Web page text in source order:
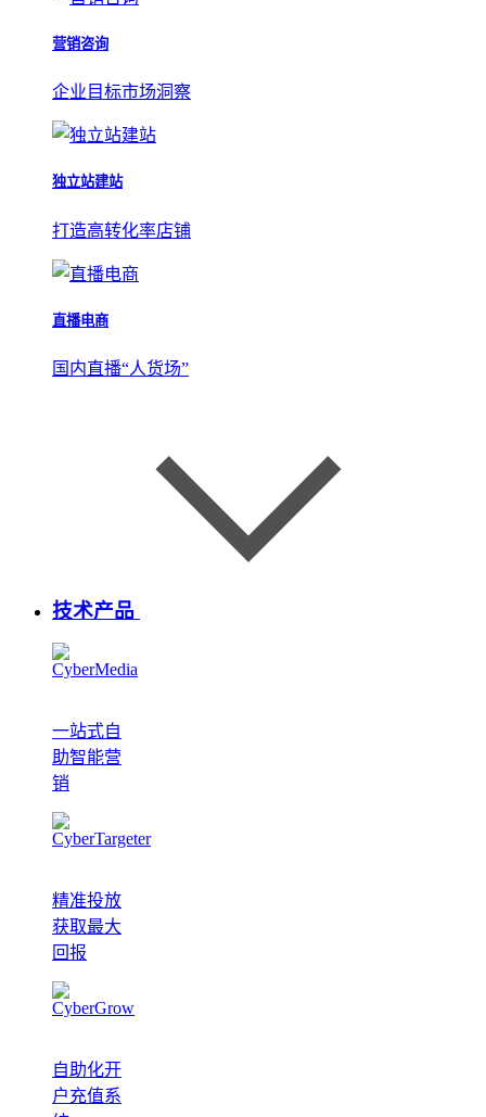
营销咨询
企业目标市场洞察
独立站建站
打造高转化率店铺
直播电商
国内直播“人货场”
技术产品
一站式自
助智能营
销
精准投放
获取最大
回报
自助化开
户充值系